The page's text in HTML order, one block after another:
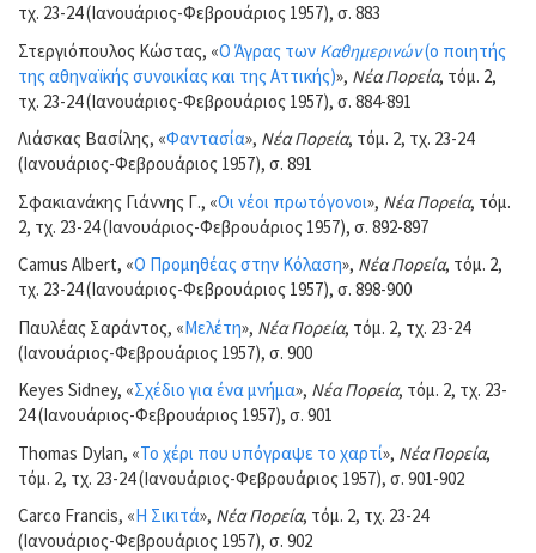
τχ. 23-24 (Ιανουάριος-Φεβρουάριος 1957), σ. 883
Στεργιόπουλος Κώστας, «Ο Άγρας των Καθημερινών(ο ποιητής
της αθηναϊκής συνοικίας και της Αττικής)», Νέα Πορεία, τόμ. 2,
τχ. 23-24 (Ιανουάριος-Φεβρουάριος 1957), σ. 884-891
Λιάσκας Βασίλης, «Φαντασία», Νέα Πορεία, τόμ. 2, τχ. 23-24
(Ιανουάριος-Φεβρουάριος 1957), σ. 891
Σφακιανάκης Γιάννης Γ., «Οι νέοι πρωτόγονοι», Νέα Πορεία, τόμ.
2, τχ. 23-24 (Ιανουάριος-Φεβρουάριος 1957), σ. 892-897
Camus Albert, «Ο Προμηθέας στην Κόλαση», Νέα Πορεία, τόμ. 2,
τχ. 23-24 (Ιανουάριος-Φεβρουάριος 1957), σ. 898-900
Παυλέας Σαράντος, «Μελέτη», Νέα Πορεία, τόμ. 2, τχ. 23-24
(Ιανουάριος-Φεβρουάριος 1957), σ. 900
Keyes Sidney, «Σχέδιο για ένα μνήμα», Νέα Πορεία, τόμ. 2, τχ. 23-
24 (Ιανουάριος-Φεβρουάριος 1957), σ. 901
Thomas Dylan, «Το χέρι που υπόγραψε το χαρτί», Νέα Πορεία,
τόμ. 2, τχ. 23-24 (Ιανουάριος-Φεβρουάριος 1957), σ. 901-902
Carco Francis, «Η Σικιτά», Νέα Πορεία, τόμ. 2, τχ. 23-24
(Ιανουάριος-Φεβρουάριος 1957), σ. 902